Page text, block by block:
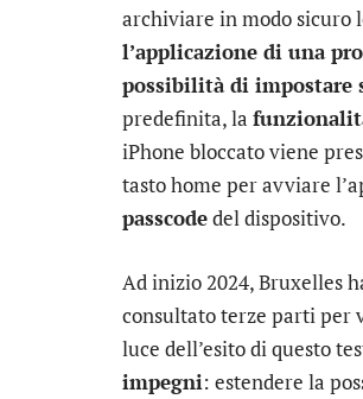
archiviare in modo sicuro
l’applicazione di una
possibilità di impostare
predefinita, la
iPhone bloccato viene
tasto home per avviare
passcodedel dispositivo.
Ad inizio 2024, Bruxelles
consultato terze parti per
luce dell’esito di questo
impegni: estendere la